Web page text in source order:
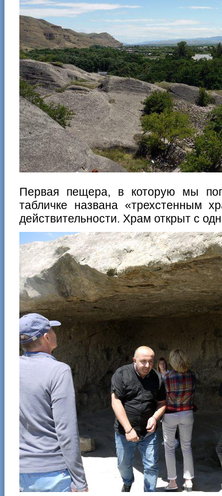
Первая пещера, в которую мы
табличке названа «трехстенным
действительности. Храм открыт с